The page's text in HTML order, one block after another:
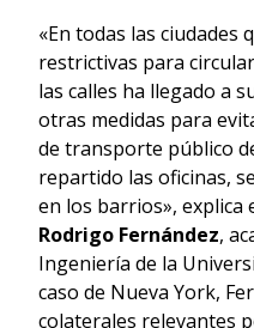
«En todas las ciudades
restrictivas para
las calles ha llegado a
otras medidas para
de transporte público
repartido las oficinas,
en los barrios», explica
Rodrigo Fernández,
Ingeniería de la
caso de Nueva York,
colaterales relevantes